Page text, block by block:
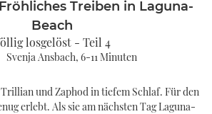
Fröhliches Treiben in Laguna-
Beach
losgelöst - Teil 4
Svenja Ansbach 6-11 Minuten
und Zaphod in tiefem Schlaf. Für den
erlebt. Als sie am nächsten Tag Laguna-